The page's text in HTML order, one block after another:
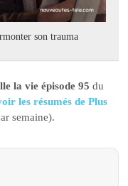
son trauma
la vie épisode 95 du
les résumés de Plus
semaine).